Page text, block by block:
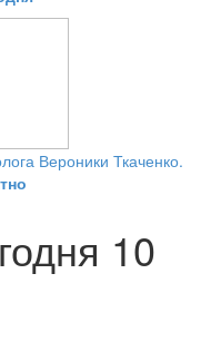
Вероники Ткаченко.
10